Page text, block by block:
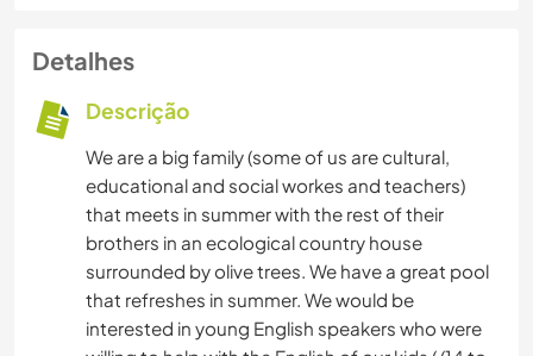
Detalhes
Descrição
We are a big family (some of us are cultural,
educational and social workes and teachers)
that meets in summer with the rest of their
brothers in an ecological country house
surrounded by olive trees. We have a great pool
that refreshes in summer. We would be
interested in young English speakers who were